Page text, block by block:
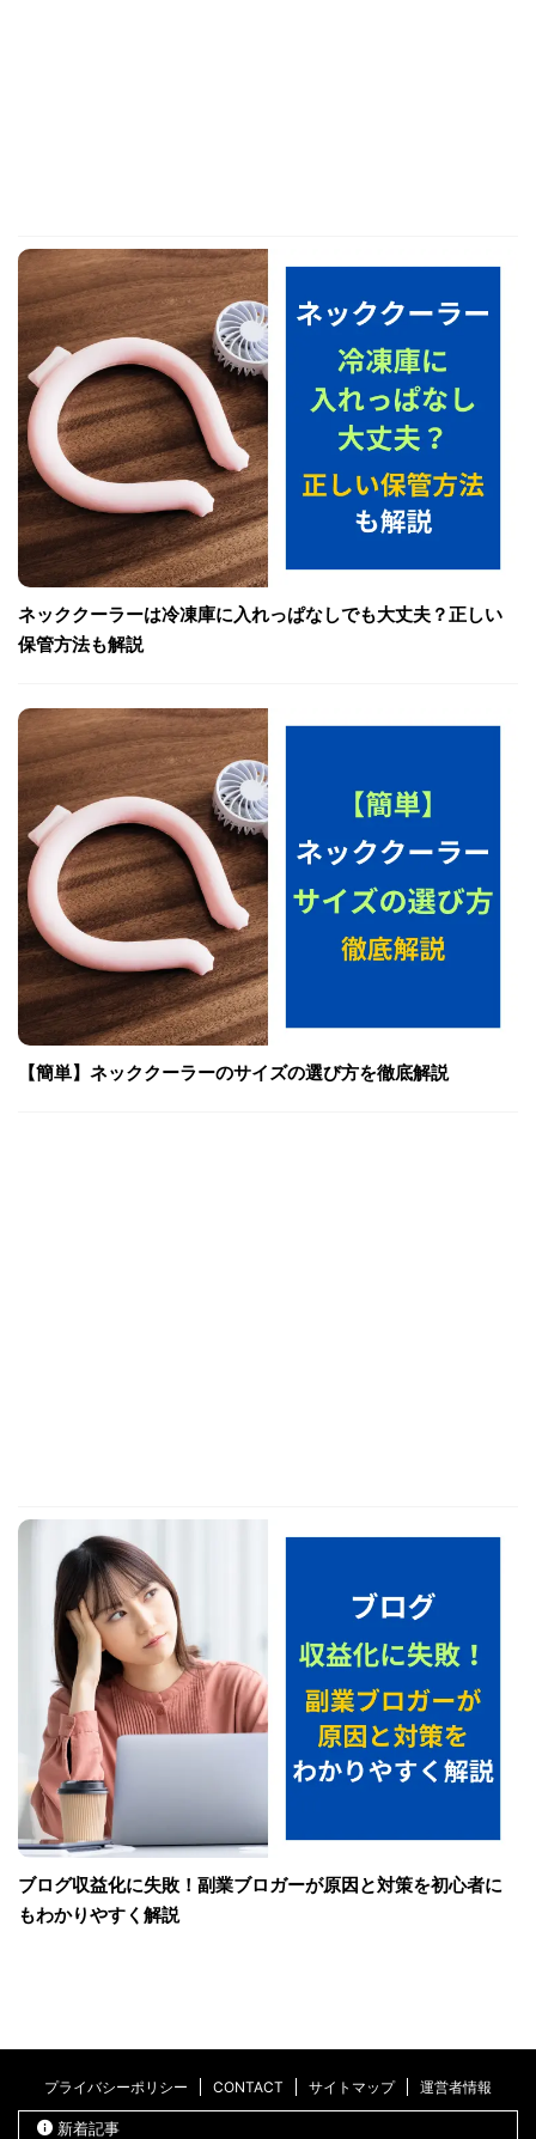
ネッククーラーは冷凍庫に入れっぱなしでも大丈夫？正しい
保管方法も解説
【簡単】ネッククーラーのサイズの選び方を徹底解説
ブログ収益化に失敗！副業ブロガーが原因と対策を初心者に
もわかりやすく解説
プライバシーポリシー CONTACT サイトマップ 運営者情報
新着記事